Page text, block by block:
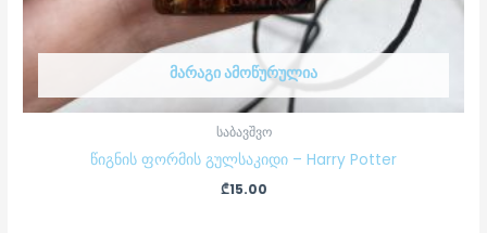
ᲛᲐᲠᲐᲒᲘ ᲐᲛᲝᲬᲣᲠᲣᲚᲘᲐ
საბავშვო
წიგნის ფორმის გულსაკიდი – Harry Potter
₾15.00